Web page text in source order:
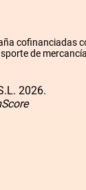
cofinanciadas
de
2026.